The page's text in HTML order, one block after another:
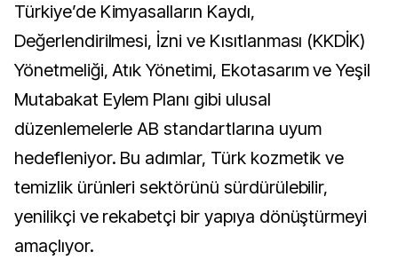
Türkiye’de Kimyasalların Kaydı,
Değerlendirilmesi, İzni ve Kısıtlanması (KKDİK)
Yönetmeliği, Atık Yönetimi, Ekotasarım ve Yeşil
Mutabakat Eylem Planı gibi ulusal
düzenlemelerle AB standartlarına uyum
hedefleniyor. Bu adımlar, Türk kozmetik ve
temizlik ürünleri sektörünü sürdürülebilir,
yenilikçi ve rekabetçi bir yapıya dönüştürmeyi
amaçlıyor.